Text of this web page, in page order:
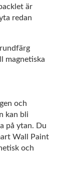
är
redan
magnetiska
och
kan bli
på ytan. Du
Wall Paint
och